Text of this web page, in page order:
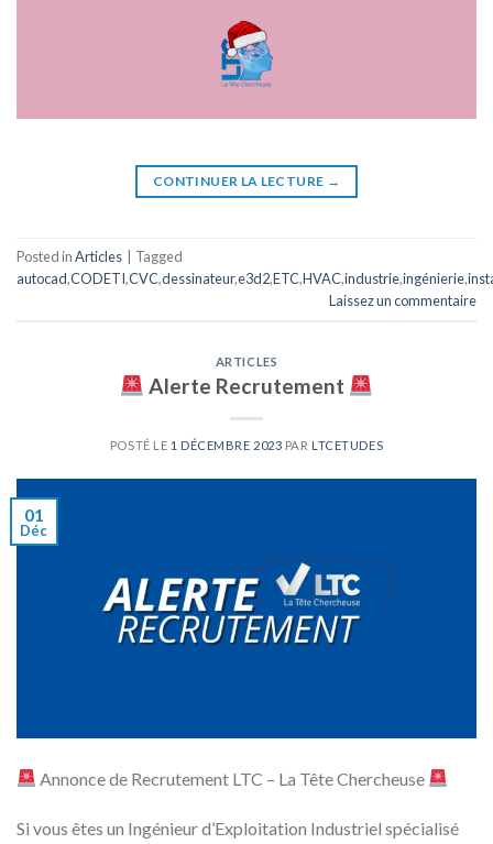
CONTINUER LA LECTURE →
Posted inArticles
Tagged
autocad,CODETI,CVC,dessinateur,e3d2,ETC,HVAC,industrie,ingénierie,
Laissez un commentaire
ARTICLES
Alerte Recrutement
POSTÉ LE 1 DÉCEMBRE 2023 PAR LTCETUDES
01
Déc
Annonce de Recrutement LTC – La Tête Chercheuse
Si vous êtes un Ingénieur d’Exploitation Industriel spécialisé